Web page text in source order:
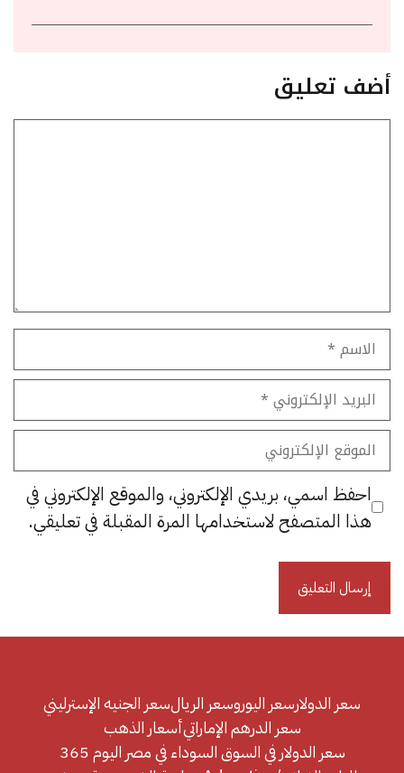
أضف تعليق
الاسم
البريد
الإلكتروني
الموقع
الإلكتروني
احفظ اسمي، بريدي الإلكتروني، والموقع الإلكتروني في
هذا المتصفح لاستخدامها المرة المقبلة في تعليقي.
سعر الدولارسعر اليوروسعر الريالسعر الجنيه الإسترليني
سعر الدرهم الإماراتيأسعار الذهب
سعر الدولار في السوق السوداء في مصر اليوم 365